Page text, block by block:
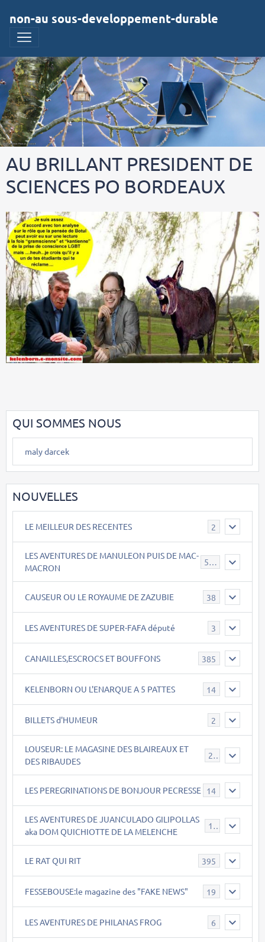
non-au sous-developpement-durable
AU BRILLANT PRESIDENT DE
SCIENCES PO BORDEAUX
QUI SOMMES NOUS
maly darcek
NOUVELLES
LE MEILLEUR DES RECENTES 2
LES AVENTURES DE MANULEON PUIS DE MAC-
MACRON
543
CAUSEUR OU LE ROYAUME DE ZAZUBIE 38
LES AVENTURES DE SUPER-FAFA député 3
CANAILLES,ESCROCS ET BOUFFONS 385
KELENBORN OU L'ENARQUE A 5 PATTES 14
BILLETS d'HUMEUR 2
LOUSEUR: LE MAGASINE DES BLAIREAUX ET
DES RIBAUDES
21
LES PEREGRINATIONS DE BONJOUR PECRESSE 14
LES AVENTURES DE JUANCULADO GILIPOLLAS
aka DOM QUICHIOTTE DE LA MELENCHE
119
LE RAT QUI RIT 395
FESSEBOUSE:le magazine des "FAKE NEWS" 19
LES AVENTURES DE PHILANAS FROG 6